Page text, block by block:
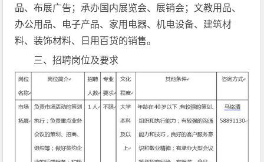
品、布展广告；承办国内展览会、展销会；文教用品、
办公用品、电子产品、家用电器、机电设备、建筑材
料、装饰材料、日用百货的销售。
三、招聘岗位及要求